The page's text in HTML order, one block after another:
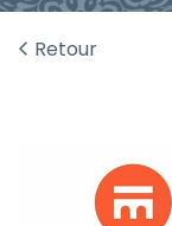
Retour